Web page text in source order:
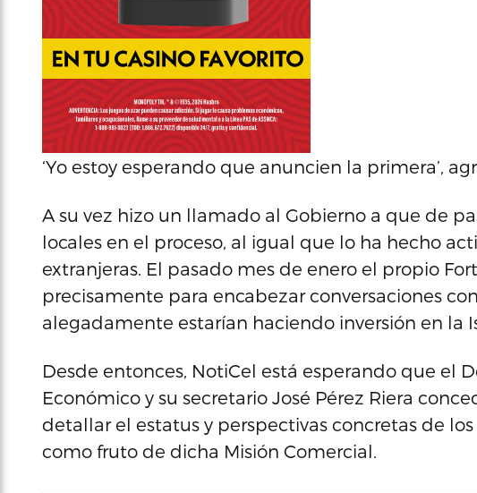
‘Yo estoy esperando que anuncien la primera’,
A su vez hizo un llamado al Gobierno a que de
locales en el proceso, al igual que lo ha hecho
extranjeras. El pasado mes de enero el propio
precisamente para encabezar conversaciones
alegadamente estarían haciendo inversión en la
Desde entonces, NotiCel está esperando que el
Económico y su secretario José Pérez Riera
detallar el estatus y perspectivas concretas de
como fruto de dicha Misión Comercial.